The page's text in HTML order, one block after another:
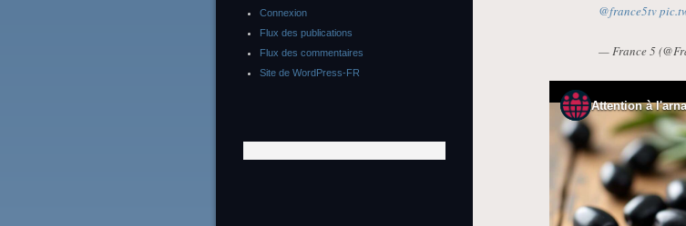
@france5tv
— France 5
Connexion
Flux des publications
Flux des commentaires
Site de WordPress-FR